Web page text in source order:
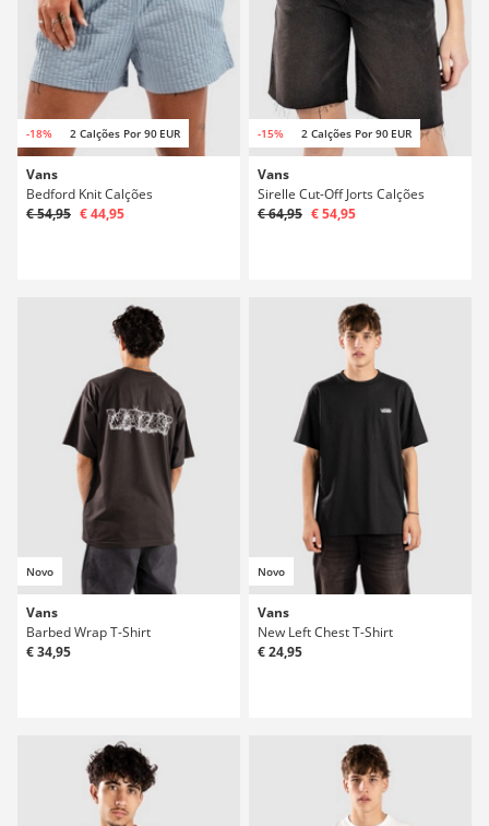
-18% 2 Calções Por 90 EUR
Vans
Bedford Knit Calções
€ 54,95 € 44,95
-15% 2 Calções Por 90 EUR
Vans
Sirelle Cut-Off Jorts Calções
€ 64,95 € 54,95
Novo
Vans
Barbed Wrap T-Shirt
€ 34,95
Novo
Vans
New Left Chest T-Shirt
€ 24,95